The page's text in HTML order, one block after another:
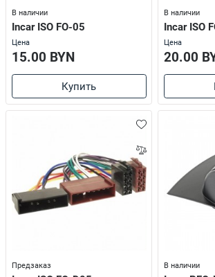
В наличии
Incar ISO FO-05
Цена
15.00 BYN
Купить
В наличии
Incar ISO
Цена
20.00
Предзаказ В наличии